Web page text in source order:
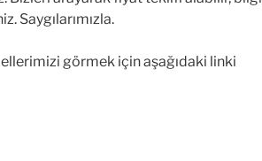
Saygılarımızla.
görmek için aşağıdaki linki